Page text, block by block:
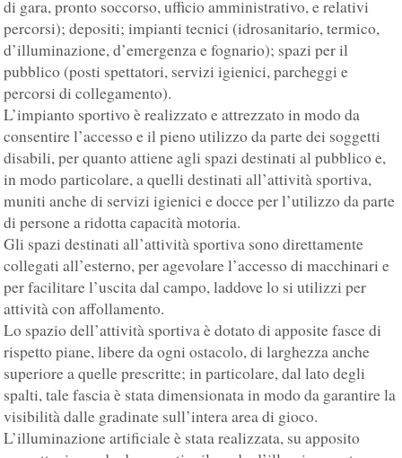
di gara, pronto soccorso, ufficio amministrativo, e relativi
percorsi); depositi; impianti tecnici (idrosanitario, termico,
d’illuminazione, d’emergenza e fognario); spazi per il
pubblico (posti spettatori, servizi igienici, parcheggi e
percorsi di collegamento).
L’impianto sportivo è realizzato e attrezzato in modo da
consentire l’accesso e il pieno utilizzo da parte dei soggetti
disabili, per quanto attiene agli spazi destinati al pubblico e,
in modo particolare, a quelli destinati all’attività sportiva,
muniti anche di servizi igienici e docce per l’utilizzo da parte
di persone a ridotta capacità motoria.
Gli spazi destinati all’attività sportiva sono direttamente
collegati all’esterno, per agevolare l’accesso di macchinari e
per facilitare l’uscita dal campo, laddove lo si utilizzi per
attività con affollamento.
Lo spazio dell’attività sportiva è dotato di apposite fasce di
rispetto piane, libere da ogni ostacolo, di larghezza anche
superiore a quelle prescritte; in particolare, dal lato degli
spalti, tale fascia è stata dimensionata in modo da garantire la
visibilità dalle gradinate sull’intera area di gioco.
L’illuminazione artificiale è stata realizzata, su apposito